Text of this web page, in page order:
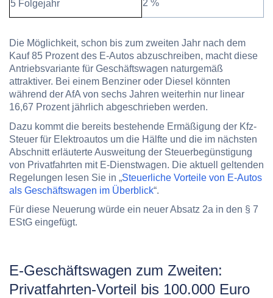
5 Folgejahr 2 %
Die Möglichkeit, schon bis zum zweiten Jahr nach dem
Kauf85 Prozentdes E-Autos abzuschreiben, macht diese
Antriebsvariante für Geschäftswagen naturgemäß
attraktiver. Bei einem Benziner oder Diesel könnten
während der AfA von sechs Jahren weiterhin nur linear
16,67 Prozent jährlich abgeschrieben werden.
Dazu kommt die bereits bestehende Ermäßigung der Kfz-
Steuer für Elektroautos um die Hälfte und die im nächsten
Abschnitt erläuterte Ausweitung der Steuerbegünstigung
von Privatfahrten mit E-Dienstwagen. Die aktuell geltenden
Regelungen lesen Sie in „Steuerliche Vorteile von E-Autos
als Geschäftswagen im Überblick“.
Für diese Neuerung würde ein neuer Absatz 2a in den § 7
EStG eingefügt.
E-Geschäftswagen zum Zweiten:
Privatfahrten-Vorteil bis 100.000 Euro